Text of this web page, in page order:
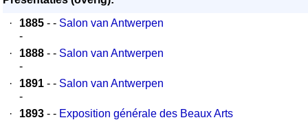
·
1885 - - Salon van Antwerpen
-
·
1888 - - Salon van Antwerpen
-
·
1891 - - Salon van Antwerpen
-
·
1893 - - Exposition générale des Beaux Arts